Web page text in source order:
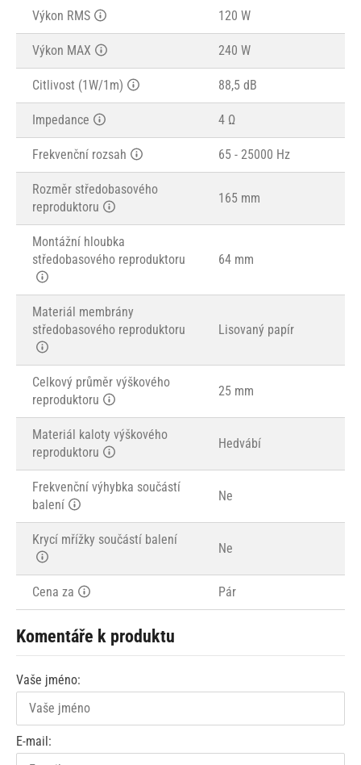
Výkon RMS 120 W
Výkon MAX 240 W
Citlivost (1W/1m) 88,5 dB
Impedance 4 Ω
Frekvenční rozsah 65 - 25000 Hz
Rozměr středobasového
reproduktoru
165 mm
Montážní hloubka
středobasového reproduktoru
64 mm
Materiál membrány
středobasového reproduktoru
Lisovaný papír
Celkový průměr výškového
reproduktoru
25 mm
Materiál kaloty výškového
reproduktoru
Hedvábí
Frekvenční výhybka součástí
balení
Ne
Krycí mřížky součástí balení
Ne
Cena za Pár
Komentáře k produktu
Vaše jméno:
E-mail: